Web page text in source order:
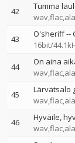
42 Tumma
43 O'sheriff--
16bit/
44 On aina
45 Lärvätsalo
46 Hyväile,